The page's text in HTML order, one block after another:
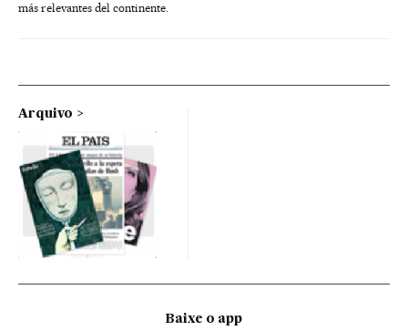
más relevantes del continente.
Arquivo
Baixe o app